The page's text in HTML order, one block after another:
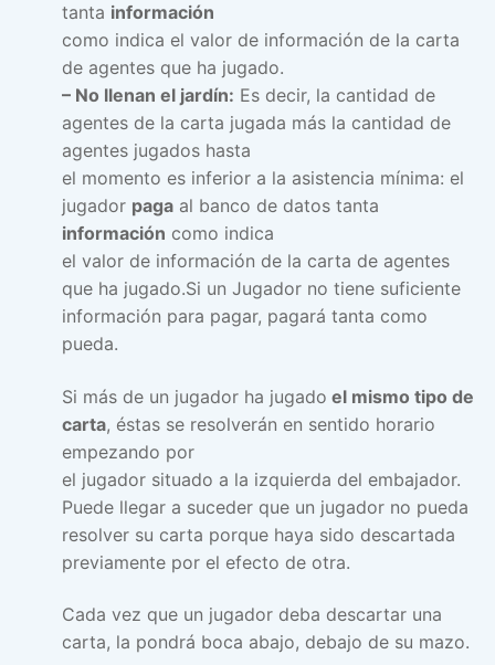
tanta información
como indica el valor de información de la carta
de agentes que ha jugado.
– No llenan el jardín: Es decir, la cantidad de
agentes de la carta jugada más la cantidad de
agentes jugados hasta
el momento es inferior a la asistencia mínima: el
jugador paga al banco de datos tanta
información como indica
el valor de información de la carta de agentes
que ha jugado.Si un Jugador no tiene suficiente
información para pagar, pagará tanta como
pueda.
Si más de un jugador ha jugado el mismo tipo de
carta, éstas se resolverán en sentido horario
empezando por
el jugador situado a la izquierda del embajador.
Puede llegar a suceder que un jugador no pueda
resolver su carta porque haya sido descartada
previamente por el efecto de otra.
Cada vez que un jugador deba descartar una
carta, la pondrá boca abajo, debajo de su mazo.